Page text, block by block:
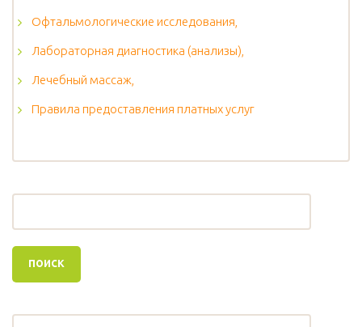
Офтальмологические исследования,
Лабораторная диагностика (анализы),
Лечебный массаж,
Правила предоставления платных услуг